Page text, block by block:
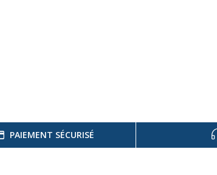
PAIEMENT SÉCURISÉ